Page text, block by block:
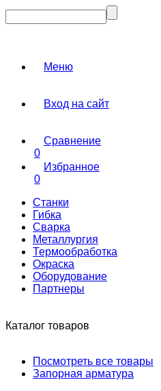
Меню
Вход на сайт
Сравнение
0
Избранное
0
Станки
Гибка
Сварка
Металлургия
Термообработка
Окраска
Оборудование
Партнеры
Каталог товаров
Посмотреть все товары
Запорная арматура